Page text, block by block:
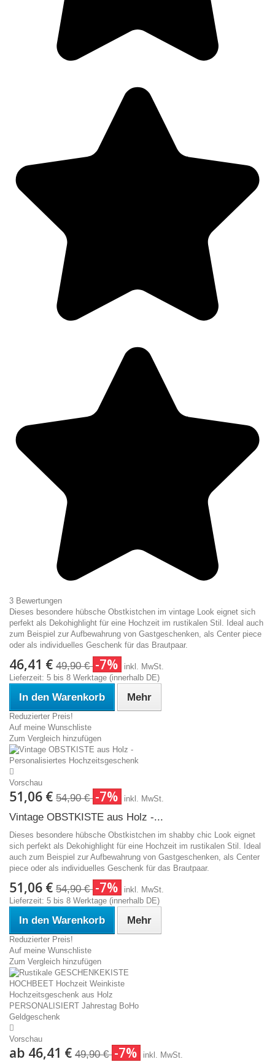
3 Bewertungen
Dieses besondere hübsche Obstkistchen im vintage Look eignet sich
perfekt als Dekohighlight für eine Hochzeit im rustikalen Stil. Ideal auch
zum Beispiel zur Aufbewahrung von Gastgeschenken, als Center piece
oder als individuelles Geschenk für das Brautpaar.
46,41 € 49,90 € -7%
inkl. MwSt.
Lieferzeit: 5 bis 8 Werktage (innerhalb DE)
In den Warenkorb Mehr
Reduzierter Preis!
Auf meine Wunschliste
Zum Vergleich hinzufügen
Vorschau
51,06 € 54,90 € -7% inkl. MwSt.
Vintage OBSTKISTE aus Holz -...
Dieses besondere hübsche Obstkistchen im shabby chic Look eignet
sich perfekt als Dekohighlight für eine Hochzeit im rustikalen Stil. Ideal
auch zum Beispiel zur Aufbewahrung von Gastgeschenken, als Center
piece oder als individuelles Geschenk für das Brautpaar.
51,06 € 54,90 € -7%
inkl. MwSt.
Lieferzeit: 5 bis 8 Werktage (innerhalb DE)
In den Warenkorb Mehr
Reduzierter Preis!
Auf meine Wunschliste
Zum Vergleich hinzufügen
Vorschau
ab 46,41 € 49,90 € -7% inkl. MwSt.